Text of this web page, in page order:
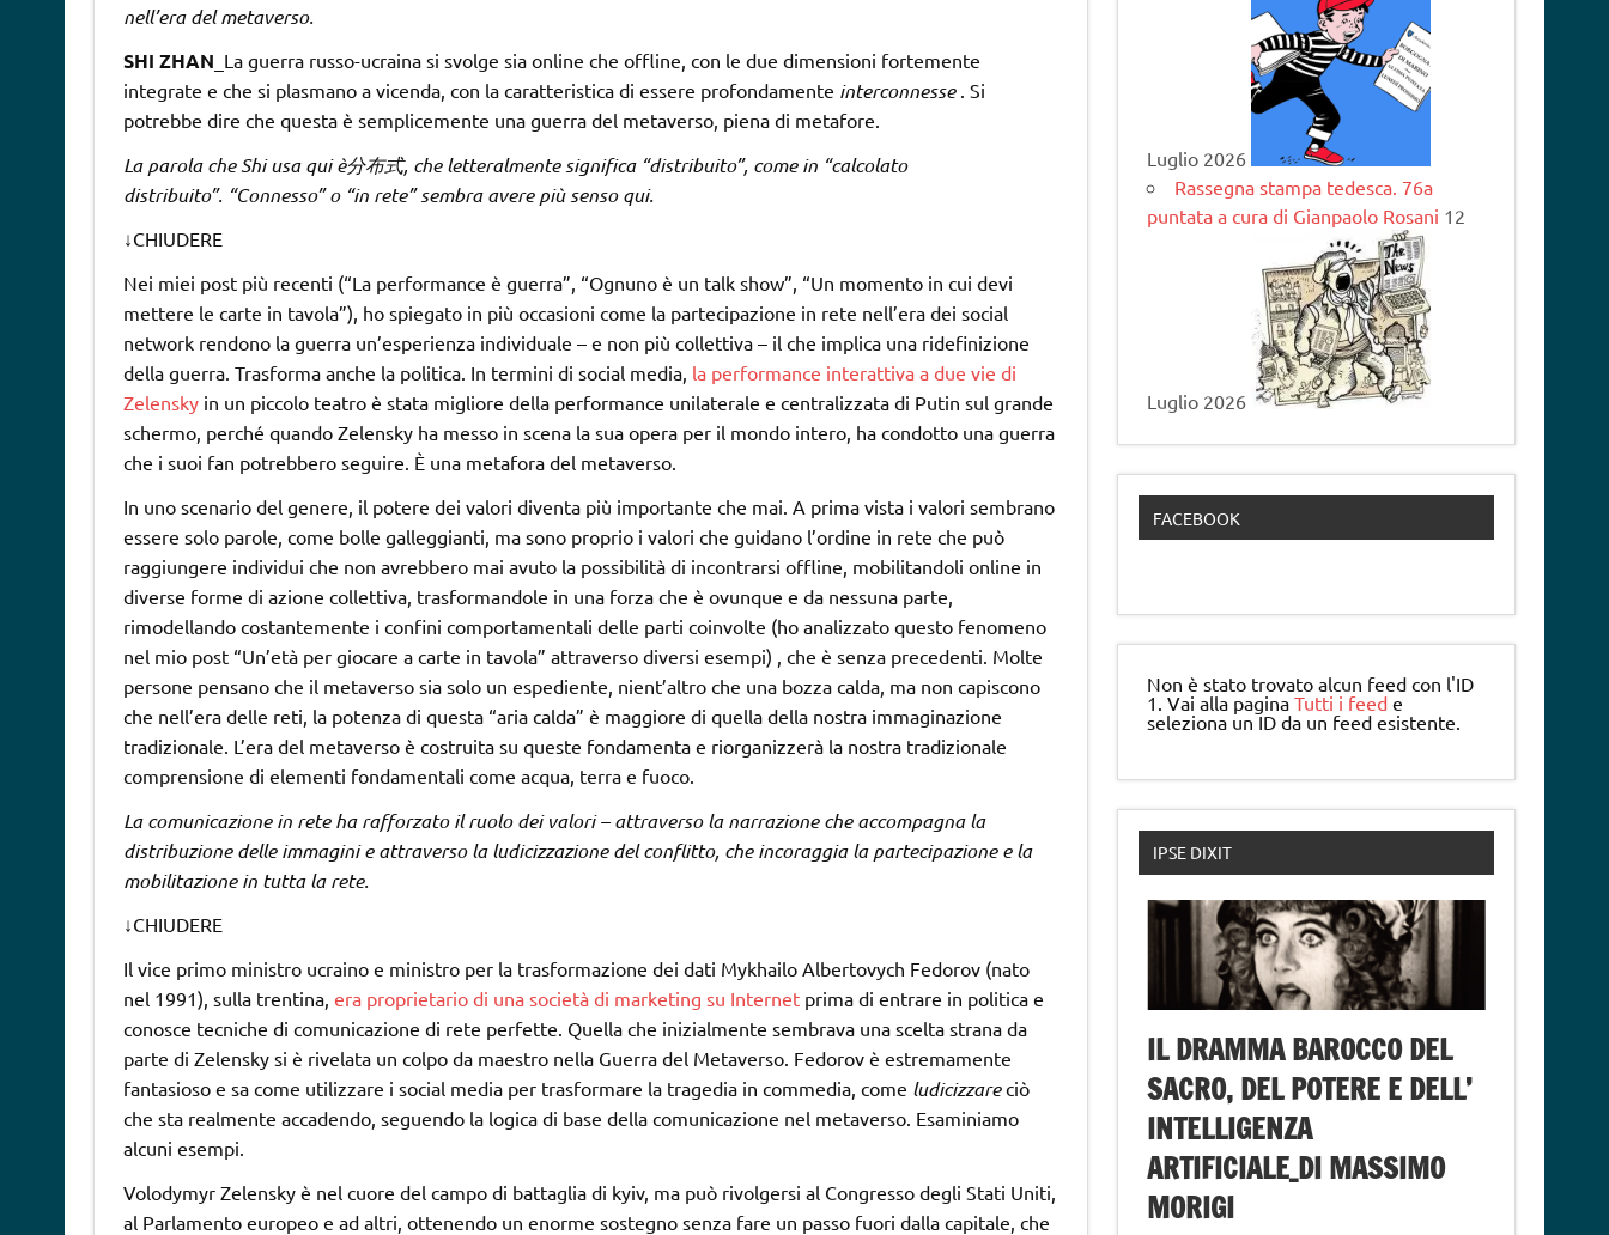
nell’era del metaverso.
SHI ZHAN _La guerra russo-ucraina si svolge sia online che offline, con le due dimensioni fortemente
integrate e che si plasmano a vicenda, con la caratteristica di essere profondamente interconnesse. Si
potrebbe dire che questa è semplicemente una guerra del metaverso, piena di metafore.
La parola che Shi usa qui è分布式, che letteralmente significa “distribuito”, come in “calcolato
distribuito”. “Connesso” o “in rete” sembra avere più senso qui.
↓CHIUDERE
Nei miei post più recenti (“La performance è guerra”, “Ognuno è un talk show”, “Un momento in cui devi
mettere le carte in tavola”), ho spiegato in più occasioni come la partecipazione in rete nell’era dei social
network rendono la guerra un’esperienza individuale – e non più collettiva – il che implica una ridefinizione
della guerra. Trasforma anche la politica. In termini di social media, la performance interattiva a due vie di
Zelenskyin un piccolo teatro è stata migliore della performance unilaterale e centralizzata di Putin sul grande
schermo, perché quando Zelensky ha messo in scena la sua opera per il mondo intero, ha condotto una guerra
che i suoi fan potrebbero seguire. È una metafora del metaverso.
In uno scenario del genere, il potere dei valori diventa più importante che mai. A prima vista i valori sembrano
essere solo parole, come bolle galleggianti, ma sono proprio i valori che guidano l’ordine in rete che può
raggiungere individui che non avrebbero mai avuto la possibilità di incontrarsi offline, mobilitandoli online in
diverse forme di azione collettiva, trasformandole in una forza che è ovunque e da nessuna parte,
rimodellando costantemente i confini comportamentali delle parti coinvolte (ho analizzato questo fenomeno
nel mio post “Un’età per giocare a carte in tavola” attraverso diversi esempi) , che è senza precedenti. Molte
persone pensano che il metaverso sia solo un espediente, nient’altro che una bozza calda, ma non capiscono
che nell’era delle reti, la potenza di questa “aria calda” è maggiore di quella della nostra immaginazione
tradizionale. L’era del metaverso è costruita su queste fondamenta e riorganizzerà la nostra tradizionale
comprensione di elementi fondamentali come acqua, terra e fuoco.
La comunicazione in rete ha rafforzato il ruolo dei valori – attraverso la narrazione che accompagna la
distribuzione delle immagini e attraverso la ludicizzazione del conflitto, che incoraggia la partecipazione e la
mobilitazione in tutta la rete.
↓CHIUDERE
Il vice primo ministro ucraino e ministro per la trasformazione dei dati Mykhailo Albertovych Fedorov (nato
nel 1991), sulla trentina, era proprietario di una società di marketing su Internetprima di entrare in politica e
conosce tecniche di comunicazione di rete perfette. Quella che inizialmente sembrava una scelta strana da
parte di Zelensky si è rivelata un colpo da maestro nella Guerra del Metaverso. Fedorov è estremamente
fantasioso e sa come utilizzare i social media per trasformare la tragedia in commedia, come ludicizzareciò
che sta realmente accadendo, seguendo la logica di base della comunicazione nel metaverso. Esaminiamo
alcuni esempi.
Volodymyr Zelensky è nel cuore del campo di battaglia di kyiv, ma può rivolgersi al Congresso degli Stati Uniti,
al Parlamento europeo e ad altri, ottenendo un enorme sostegno senza fare un passo fuori dalla capitale, che
Luglio 2026
Rassegna stampa tedesca. 76a
puntata a cura di Gianpaolo Rosani 12
Luglio 2026
FACEBOOK
Non è stato trovato alcun feed con l'ID
1. Vai alla paginaTutti i feed e
seleziona un ID da un feed esistente.
IPSE DIXIT
IL DRAMMA BAROCCO DEL
SACRO, DEL POTERE E DELL’
INTELLIGENZA
ARTIFICIALE_DI MASSIMO
MORIGI